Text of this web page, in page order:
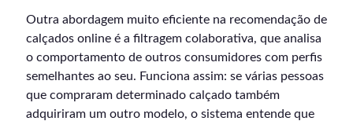
Outra abordagem muito eficiente na recomendação de
calçados online é a filtragem colaborativa, que analisa
o comportamento de outros consumidores com perfis
semelhantes ao seu. Funciona assim: se várias pessoas
que compraram determinado calçado também
adquiriram um outro modelo, o sistema entende que